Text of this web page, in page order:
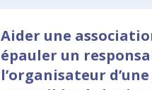
Aider une
épauler un
l’organisateur